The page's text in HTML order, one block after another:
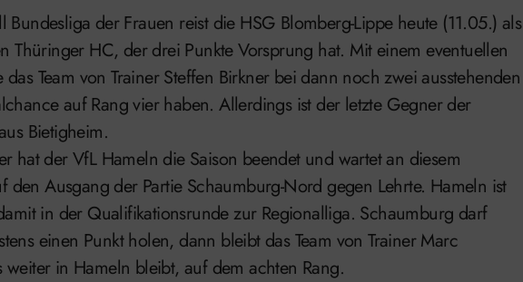
Bundesliga der Frauen reist die HSG Blomberg-Lippe heute (11.05.) als
Thüringer HC, der drei Punkte Vorsprung hat. Mit einem eventuellen
Team von Trainer Steffen Birkner bei dann noch zwei ausstehenden
auf Rang vier haben. Allerdings ist der letzte Gegner der
Bietigheim.
hat der VfL Hameln die Saison beendet und wartet an diesem
den Ausgang der Partie Schaumburg-Nord gegen Lehrte. Hameln ist
in der Qualifikationsrunde zur Regionalliga. Schaumburg darf
einen Punkt holen, dann bleibt das Team von Trainer Marc
in Hameln bleibt, auf dem achten Rang.